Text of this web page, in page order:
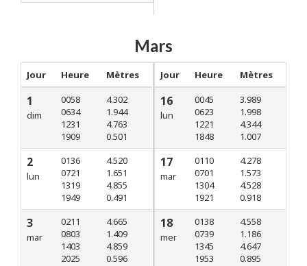
Mars
Jour Heure Mètres
1
dim
0058
0634
1231
1909
4.302
1.944
4.763
0.501
2
lun
0136
0721
1319
1949
4.520
1.651
4.855
0.491
3
mar
0211
0803
1403
2025
4.665
1.409
4.859
0.596
Jour Heure Mètres
16
lun
0045
0623
1221
1848
3.989
1.998
4.344
1.007
17
mar
0110
0701
1304
1921
4.278
1.573
4.528
0.918
18
mer
0138
0739
1345
1953
4.558
1.186
4.647
0.895